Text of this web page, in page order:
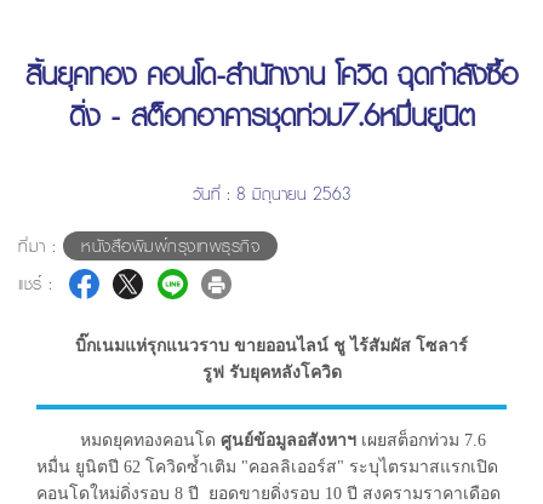
สิ้นยุคทอง คอนโด-สำนักงาน โควิด ฉุดกำลังซื้อ
ดิ่ง - สต็อกอาคารชุดท่วม7.6หมื่นยูนิต
วันที่ : 8 มิถุนายน 2563
ที่มา :
หนังสือพิมพ์กรุงเทพธุรกิจ
แชร์ :
บิ๊กเนมแห่รุกแนวราบ ขายออนไลน์ ชู ไร้สัมผัส โซลาร์
รูฟ รับยุคหลังโควิด
หมดยุคทองคอนโด ศูนย์ข้อมูลอสังหาฯ เผยสต็อกท่วม 7.6
หมื่น ยูนิตปี 62 โควิดซ้ำเติม "คอลลิเออร์ส" ระบุไตรมาสแรกเปิด
คอนโดใหม่ดิ่งรอบ 8 ปี ยอดขายดิ่งรอบ 10 ปี สงครามราคาเดือด